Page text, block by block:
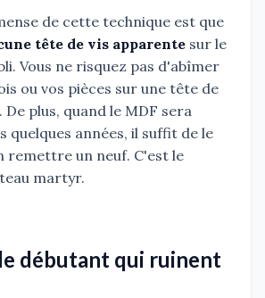
de cette technique est que
tête de vis apparente sur le
Vous ne risquez pas d'abîmer
ou vos pièces sur une tête de
De plus, quand le MDF sera
quelques années, il suffit de le
remettre un neuf. C'est le
martyr.
débutant qui ruinent